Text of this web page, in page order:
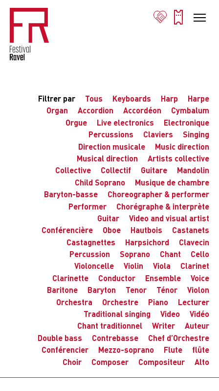
Filtrer par Tous Keyboards Harp
Harpe
Organ
Accordion Accordéon
Cymbalum
Orgue
Live electronics
Electronique
Percussions
Claviers
Singing
Direction musicale
Music direction
Musical direction
Artists collective
Collective
Collectif Guitare
Mandolin
Child Soprano
Musique de chambre
Baryton-basse
Choreographer & performer
Performer
Chorégraphe & interprète
Guitar
Video and visual artist
Conférencière
Oboe Hautbois
Castanets
Castagnettes
Harpsichord
Clavecin
Percussion
Soprano Chant
Cello
Violoncelle
Violin Viola
Clarinet
Clarinette
Conductor Ensemble
Voice
Baritone
Baryton Tenor Ténor
Violon
Orchestra
Orchestre Piano
Lecturer
Traditional singing
Video
Vidéo
Chant traditionnel
Writer
Auteur
Double bass
Contrebasse
Chef d’Orchestre
Conférencier
Mezzo-soprano Flute
flûte
Choir
Composer Compositeur Alto